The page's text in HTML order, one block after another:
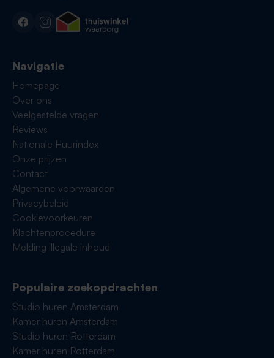
Navigatie
Homepage
Over ons
Veelgestelde vragen
Reviews
Nationale Huurindex
Onze prijzen
Contact
Algemene voorwaarden
Privacybeleid
Cookievoorkeuren
Klachtenprocedure
Melding illegale inhoud
Populaire zoekopdrachten
Studio huren Amsterdam
Kamer huren Amsterdam
Studio huren Rotterdam
Kamer huren Rotterdam